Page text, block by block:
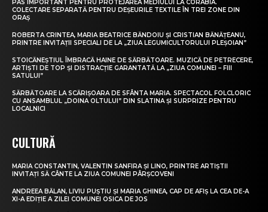
PAS IMPORTANT PENTRU PROTEJAREA MEDIULUI LA CORABIA.
COLECTARE SEPARATĂ PENTRU DEȘEURILE TEXTILE ÎN TREI ZONE DIN
ORAȘ
ROBERTA CRINTEA, MARIA BEATRICE BĂNDOIU ȘI CRISTIAN BĂNĂȚEANU,
PRINTRE INVITAȚII SPECIALI DE LA „ZIUA LEGUMICULTORULUI PLEȘOIAN”
STOICĂNEȘTIUL ÎMBRACĂ HAINE DE SĂRBĂTOARE. MUZICĂ DE PETRECERE,
ARTIȘTI DE TOP ȘI DISTRACȚIE GARANTATĂ LA „ZIUA COMUNEI – FIII
SATULUI”
SĂRBĂTOARE LA SCĂRIȘOARA DE SFÂNTA MARIA. SPECTACOL FOLCLORIC
CU ANSAMBLUL „DOINA OLTULUI” DIN SLATINA ȘI SURPRIZE PENTRU
LOCALNICI
CULTURĂ
MARIA CONSTANTIN, VALENTIN SANFIRA ȘI LINO, PRINTRE ARTIȘTII
INVITAȚI SĂ CÂNTE LA ZIUA COMUNEI PÂRȘCOVENI
ANDREEA BĂLAN, LIVIU PUȘTIU ȘI MARIA GHINEA, CAP DE AFIȘ LA CEA DE-A
XI-A EDIȚIE A ZILEI COMUNEI OSICA DE JOS